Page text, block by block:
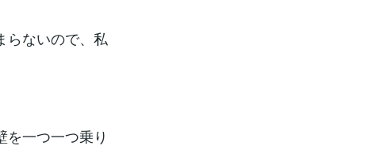
らないので、私
一つ一つ乗り